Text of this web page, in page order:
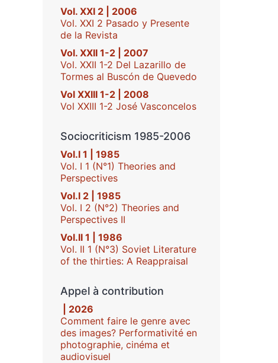
Vol. XXI 2 | 2006
Vol. XXI 2 Pasado y Presente
de la Revista
Vol. XXII 1-2 | 2007
Vol. XXII 1-2 Del Lazarillo de
Tormes al Buscón de Quevedo
Vol XXIII 1-2 | 2008
Vol XXIII 1-2 José Vasconcelos
Sociocriticism 1985-2006
Vol.I 1 | 1985
Vol. I 1 (N°1) Theories and
Perspectives
Vol.I 2 | 1985
Vol. I 2 (N°2) Theories and
Perspectives II
Vol.II 1 | 1986
Vol. II 1 (N°3) Soviet Literature
of the thirties: A Reappraisal
Appel à contribution
| 2026
Comment faire le genre avec
des images? Performativité en
photographie, cinéma et
audiovisuel